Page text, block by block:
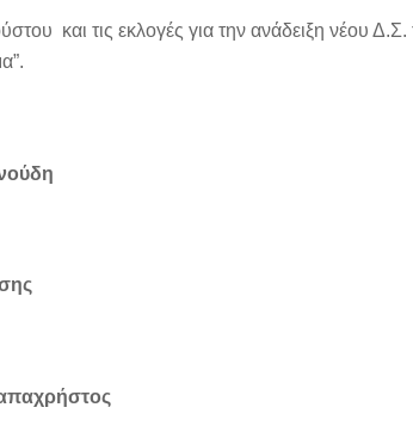
και τις εκλογές για την ανάδειξη νέου